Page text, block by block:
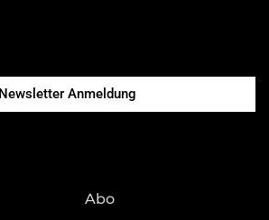
Newsletter Anmeldung
Abo